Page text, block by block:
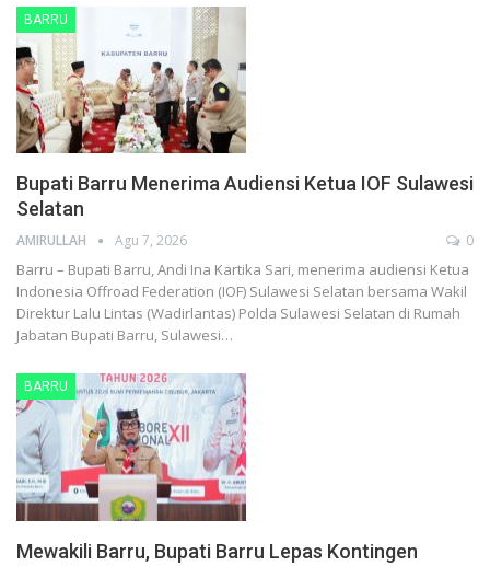
BARRU
Bupati Barru Menerima Audiensi Ketua IOF Sulawesi
Selatan
AMIRULLAH Agu 7, 2026 0
Barru – Bupati Barru, Andi Ina Kartika Sari, menerima audiensi Ketua
Indonesia Offroad Federation (IOF) Sulawesi Selatan bersama Wakil
Direktur Lalu Lintas (Wadirlantas) Polda Sulawesi Selatan di Rumah
Jabatan Bupati Barru, Sulawesi…
BARRU
Mewakili Barru, Bupati Barru Lepas Kontingen